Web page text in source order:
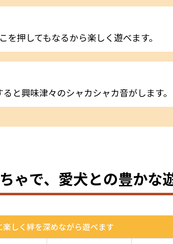
押してもなるから楽しく遊べます。
と興味津々のシャカシャカ音がします。
ゃで、 愛犬との豊かな
楽しく絆を深めながら遊べます